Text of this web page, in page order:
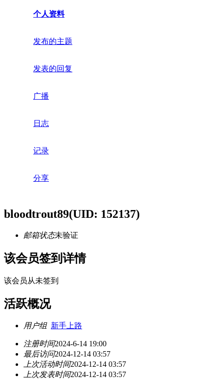
个人资料
发布的主题
发表的回复
广播
日志
记录
分享
bloodtrout89(UID: 152137)
邮箱状态未验证
该会员签到详情
该会员从未签到
活跃概况
用户组 新手上路
注册时间2024-6-14 19:00
最后访问2024-12-14 03:57
上次活动时间2024-12-14 03:57
上次发表时间2024-12-14 03:57